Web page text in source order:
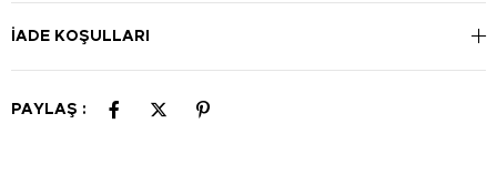
İADE KOŞULLARI
PAYLAŞ :